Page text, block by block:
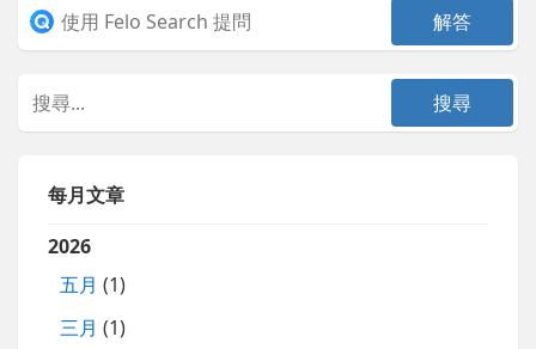
每月文章
2026
五月 (1)
三月 (1)